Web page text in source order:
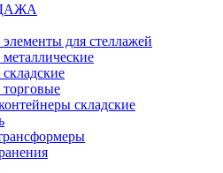
для стеллажей
складские